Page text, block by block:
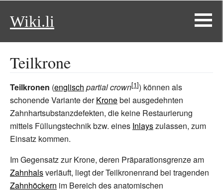
Wiki.li
Teilkrone
Teilkronen (englisch partial crown
) können als
schonende Variante derKronebei ausgedehnten
Zahnhartsubstanzdefekten, die keine Restaurierung
mittels Füllungstechnik bzw. eines Inlayszulassen, zum
Einsatz kommen.
Im Gegensatz zur Krone, deren Präparationsgrenze am
Zahnhalsverläuft, liegt der Teilkronenrand bei tragenden
Zahnhöckern im Bereich des anatomischen